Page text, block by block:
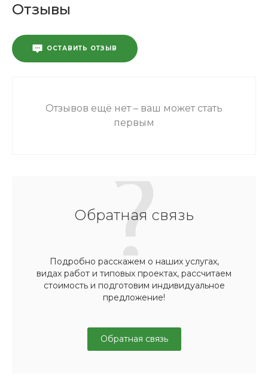
Отзывы
ОСТАВИТЬ ОТЗЫВ
Отзывов ещё нет – ваш может стать
первым
Обратная связь
Подробно расскажем о наших услугах,
видах работ и типовых проектах, рассчитаем
стоимость и подготовим индивидуальное
предложение!
Обратная связь